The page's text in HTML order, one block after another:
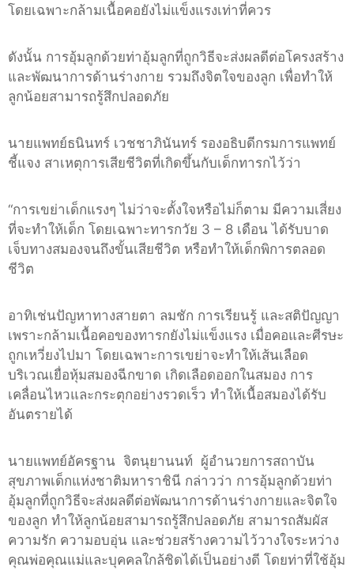
โดยเฉพาะกล้ามเนื้อคอยังไม่แข็งแรงเท่าที่ควร
ดังนั้น การอุ้มลูกด้วยท่าอุ้มลูกที่ถูกวิธีจะส่งผลดีต่อโครงสร้าง
และพัฒนาการด้านร่างกาย รวมถึงจิตใจของลูก เพื่อทำให้
ลูกน้อยสามารถรู้สึกปลอดภัย
นายแพทย์ธนินทร์ เวชชาภินันทร์ รองอธิบดีกรมการแพทย์
ชี้แจง สาเหตุการเสียชีวิตที่เกิดขึ้นกับเด็กทารกไว้ว่า
“การเขย่าเด็กแรงๆ ไม่ว่าจะตั้งใจหรือไม่ก็ตาม มีความเสี่ยง
ที่จะทำให้เด็ก โดยเฉพาะทารกวัย 3 – 8 เดือน ได้รับบาด
เจ็บทางสมองจนถึงขั้นเสียชีวิต หรือทำให้เด็กพิการตลอด
ชีวิต
อาทิเช่นปัญหาทางสายตา ลมชัก การเรียนรู้ และสติปัญญา
เพราะกล้ามเนื้อคอของทารกยังไม่แข็งแรง เมื่อคอและศีรษะ
ถูกเหวี่ยงไปมา โดยเฉพาะการเขย่าจะทำให้เส้นเลือด
บริเวณเยื่อหุ้มสมองฉีกขาด เกิดเลือดออกในสมอง การ
เคลื่อนไหวและกระตุกอย่างรวดเร็ว ทำให้เนื้อสมองได้รับ
อันตรายได้
นายแพทย์อัครฐาน จิตนุยานนท์ ผู้อำนวยการสถาบัน
สุขภาพเด็กแห่งชาติมหาราชินี กล่าวว่า การอุ้มลูกด้วยท่า
อุ้มลูกที่ถูกวิธีจะส่งผลดีต่อพัฒนาการด้านร่างกายและจิตใจ
ของลูก ทำให้ลูกน้อยสามารถรู้สึกปลอดภัย สามารถสัมผัส
ความรัก ความอบอุ่น และช่วยสร้างความไว้วางใจระหว่าง
คุณพ่อคุณแม่และบุคคลใกล้ชิดได้เป็นอย่างดี โดยท่าที่ใช้อุ้ม